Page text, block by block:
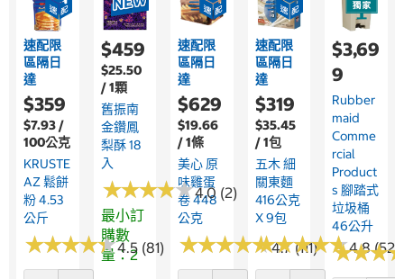
速配限
區隔日
達
$359
$7.93 /
100公克
KRUSTE
AZ 鬆餅
粉 4.53
公斤
★★★★★
★★★★★4.5 (81)
$459
$25.50
/ 1顆
舊振南
金鑽鳳
梨酥 18
入
★★★★★
★★★★★4.0 (2)
最小訂
購數
量：2
速配限
區隔日
達
$629
$19.66
/ 1條
美心 原
味雞蛋
卷 448
公克
★★★★★
★★★★★4.7 (111)
速配限
區隔日
達
$319
$35.45
/ 1包
五木 細
關東麵
416公克
X 9包
★★★★★
★★★★★4.8
$3,69
9
Rubber
Maid
Comme
Rcial
Product
S 腳踏式
垃圾桶
46公升
★★★
★★★